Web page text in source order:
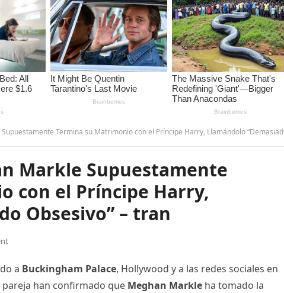
Termina su Matrimonio con el Príncipe Harry, Llamándolo “Demasiado Obsesivo” – tran
Markle Supuestamente
con el Príncipe Harry,
Obsesivo” – tran
a Buckingham Palace, Hollywood y a las redes sociales en
han confirmado que Meghan Markle ha tomado la